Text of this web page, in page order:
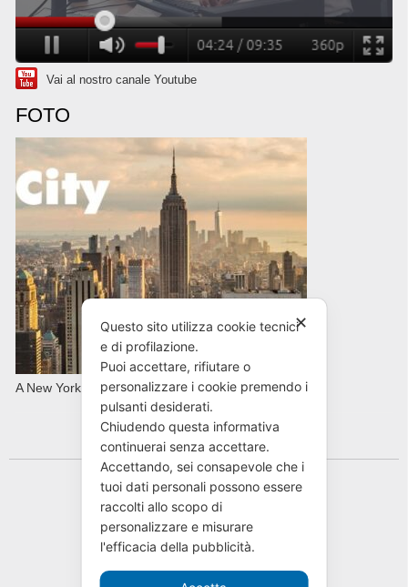
Vai al nostro canale Youtube
FOTO
A New York con AVIS in primavera
✕
Questo sito utilizza cookie tecnici
e di profilazione.
Puoi accettare, rifiutare o
personalizzare i cookie premendo i
pulsanti desiderati.
Chiudendo questa informativa
continuerai senza accettare.
Accettando, sei consapevole che i
tuoi dati personali possono essere
raccolti allo scopo di
personalizzare e misurare
l'efficacia della pubblicità.